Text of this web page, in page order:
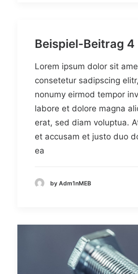
Beispiel-Beitrag 4
Lorem ipsum dolor sit
consetetur sadipscing
nonumy eirmod tempor
labore et dolore magna
erat, sed diam voluptua.
et accusam et justo duo
ea
by Adm1nMEB